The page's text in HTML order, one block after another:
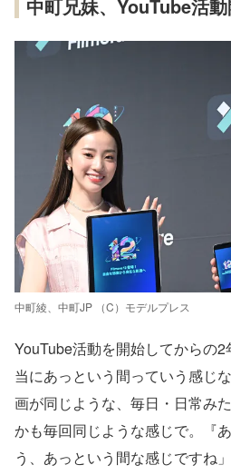
中町兄妹、YouTube活
中町綾、中町JP （C）モデルプレス
YouTube活動を開始してからの
当にあっという間っていう感じ
画が同じような、毎日・日常み
かも毎回同じような感じで。『
う、あっという間な感じですね」